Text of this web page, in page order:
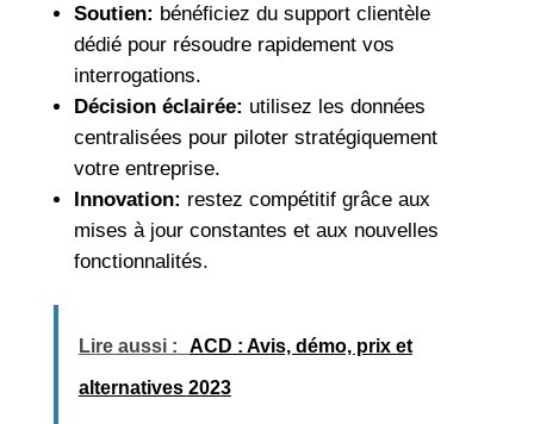
Soutien: bénéficiez du support clientèle
dédié pour résoudre rapidement vos
interrogations.
Décision éclairée: utilisez les données
centralisées pour piloter stratégiquement
votre entreprise.
Innovation: restez compétitif grâce aux
mises à jour constantes et aux nouvelles
fonctionnalités.
Lire aussi : ACD : Avis, démo, prix et
alternatives 2023